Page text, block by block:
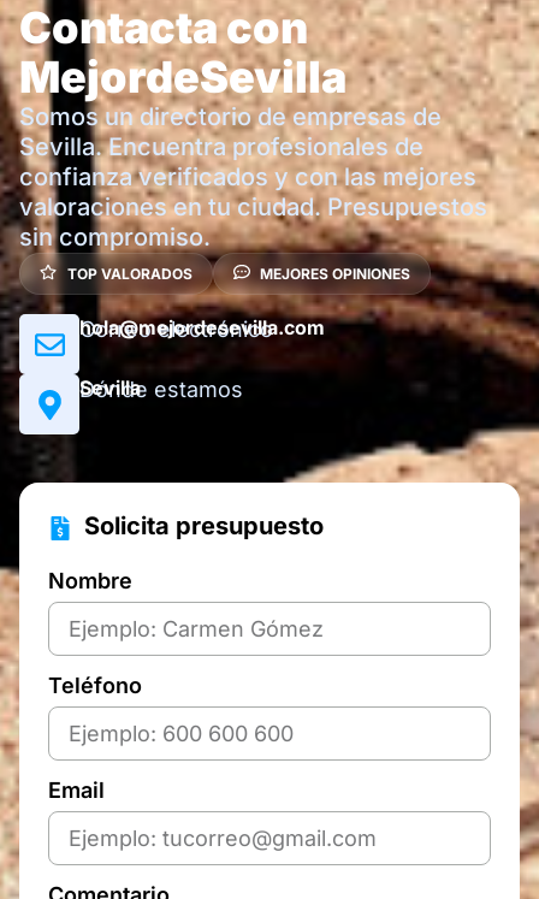
Contacta con
MejordeSevilla
Somos un directorio de empresas de
Sevilla. Encuentra profesionales de
confianza verificados y con las mejores
valoraciones en tu ciudad. Presupuestos
sin compromiso.
TOP VALORADOS MEJORES OPINIONES
Correo electrónico
hola@mejordesevilla.com
Dónde estamos
Sevilla
Solicita presupuesto
Nombre
Teléfono
Email